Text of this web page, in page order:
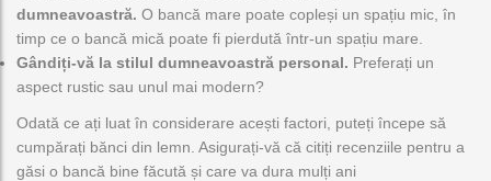
dumneavoastră. O bancă mare poate copleși un spațiu mic, în
timp ce o bancă mică poate fi pierdută într-un spațiu mare.
Gândiți-vă la stilul dumneavoastră personal. Preferați un
aspect rustic sau unul mai modern?
Odată ce ați luat în considerare acești factori, puteți începe să
cumpărați bănci din lemn. Asigurați-vă că citiți recenziile pentru a
găsi o bancă bine făcută și care va dura mulți ani